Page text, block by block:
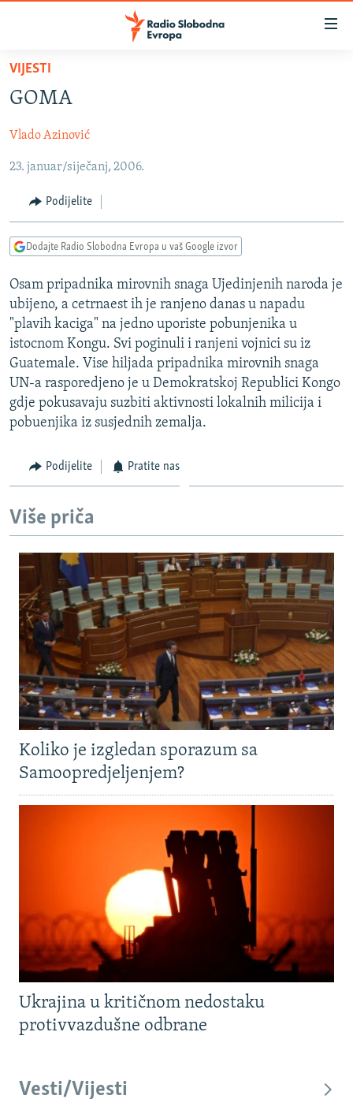
Pređite
glavni
Pređite
na
navigaciju
Pređite
na
pretragu
SRBIJA
KOSOVO
CRNA GORA
VIZUELNO
VIDEO
FOTOGALERIJE
INFOGRAFIKE
PODCASTI
RAT U UKRAJINI
KINA NA BALKANU
RSE PRIČE IZ SVIJETA
ISPRIČAJ MI
DNEVNO@RSE
SPECIJALI RSE
POPLAVE I KLIZIŠTA U BIH 2024.
TV LIBERTY
POST SCRIPTUM
MOJA EVROPA
TRI DECENIJE OD RATA U BIH
SVE KARTE DEJTONA
NASTANAK I RASPAD JUGOSLAVIJE
PRATITE NAS
Sve RFE/RL stranice
VIJESTI
GOMA
Vlado Azinović
23. januar/siječanj, 2006.
Podijelite
Dodajte Radio Slobodna Evropa u vaš Google izvor
Osam pripadnika mirovnih snaga Ujedinjenih naroda je
ubijeno, a cetrnaest ih je ranjeno danas u napadu
"plavih kaciga" na jedno uporiste pobunjenika u
istocnom Kongu. Svi poginuli i ranjeni vojnici su iz
Guatemale. Vise hiljada pripadnika mirovnih snaga
UN-a rasporedjeno je u Demokratskoj Republici Kongo
gdje pokusavaju suzbiti aktivnosti lokalnih milicija i
pobuenjika iz susjednih zemalja.
Podijelite Pratite nas
Više priča
Koliko je izgledan sporazum sa
Samoopredjeljenjem?
Ukrajina u kritičnom nedostaku
protivvazdušne odbrane
Vesti/Vijesti